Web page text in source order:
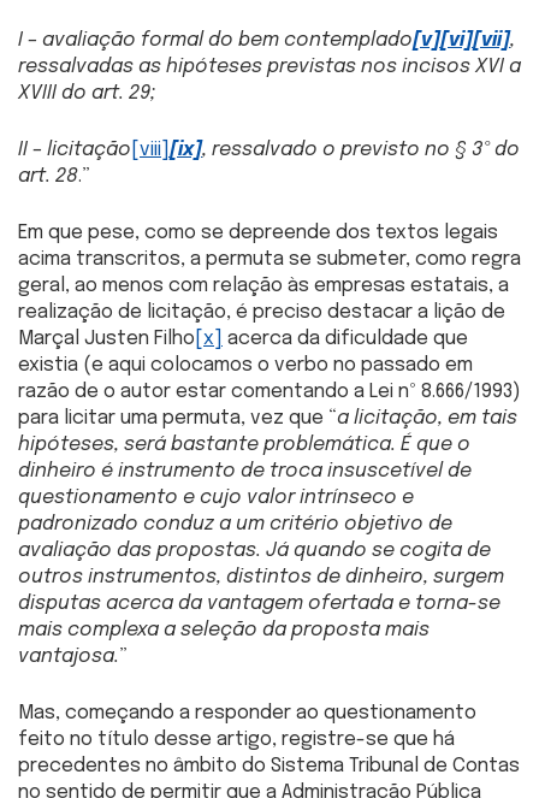
I – avaliação formal do bem contemplado[v][vi][vii],
ressalvadas as hipóteses previstas nos incisos XVI a
XVIII do art. 29;
II – licitação [viii] [ix], ressalvado o previsto no § 3º do
art. 28.”
Em que pese, como se depreende dos textos legais
acima transcritos, a permuta se submeter, como regra
geral, ao menos com relação às empresas estatais, a
realização de licitação, é preciso destacar a lição de
Marçal Justen Filho [x]
acerca da dificuldade que
existia (e aqui colocamos o verbo no passado em
razão de o autor estar comentando a Lei nº 8.666/1993)
para licitar uma permuta, vez que “a licitação, em tais
hipóteses, será bastante problemática. É que o
dinheiro é instrumento de troca insuscetível de
questionamento e cujo valor intrínseco e
padronizado conduz a um critério objetivo de
avaliação das propostas. Já quando se cogita de
outros instrumentos, distintos de dinheiro, surgem
disputas acerca da vantagem ofertada e torna-se
mais complexa a seleção da proposta mais
vantajosa.”
Mas, começando a responder ao questionamento
feito no título desse artigo, registre-se que há
precedentes no âmbito do Sistema Tribunal de Contas
no sentido de permitir que a Administração Pública